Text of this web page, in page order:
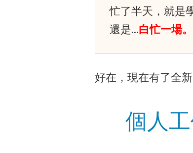
忙了半天，就是
還是…白忙一場
好在，現在有了全
個人